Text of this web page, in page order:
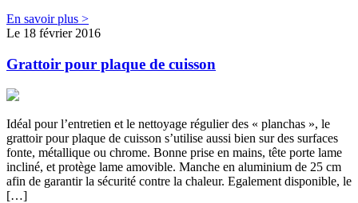
En savoir plus >
Le 18 février 2016
Grattoir pour plaque de cuisson
Idéal pour l’entretien et le nettoyage régulier des « planchas », le
grattoir pour plaque de cuisson s’utilise aussi bien sur des surfaces
fonte, métallique ou chrome. Bonne prise en mains, tête porte lame
incliné, et protège lame amovible. Manche en aluminium de 25 cm
afin de garantir la sécurité contre la chaleur. Egalement disponible, le
[…]